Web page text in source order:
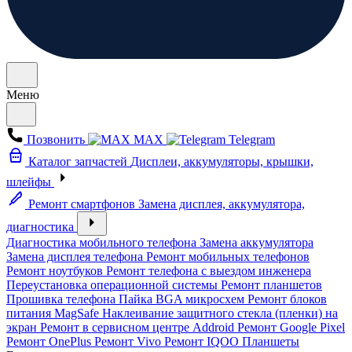
Меню
Позвонить MAX
Telegram
Каталог запчастей Дисплеи, аккумуляторы, крышки,
шлейфы
Ремонт смартфонов Замена дисплея, аккумулятора,
диагностика
Диагностика мобильного телефона Замена аккумулятора
Замена дисплея телефона Ремонт мобильных телефонов
Ремонт ноутбуков Ремонт телефона с выездом инженера
Переустановка операционной системы Ремонт планшетов
Прошивка телефона Пайка BGA микросхем Ремонт блоков
питания MagSafe Наклеивание защитного стекла (пленки) на
экран Ремонт в сервисном центре Addroid Ремонт Google Pixel
Ремонт OnePlus Ремонт Vivo Ремонт IQOO Планшеты